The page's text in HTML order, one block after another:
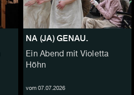
NA (JA) GENAU.
Ein Abend mit Violetta
Höhn
vom 07.07.2026